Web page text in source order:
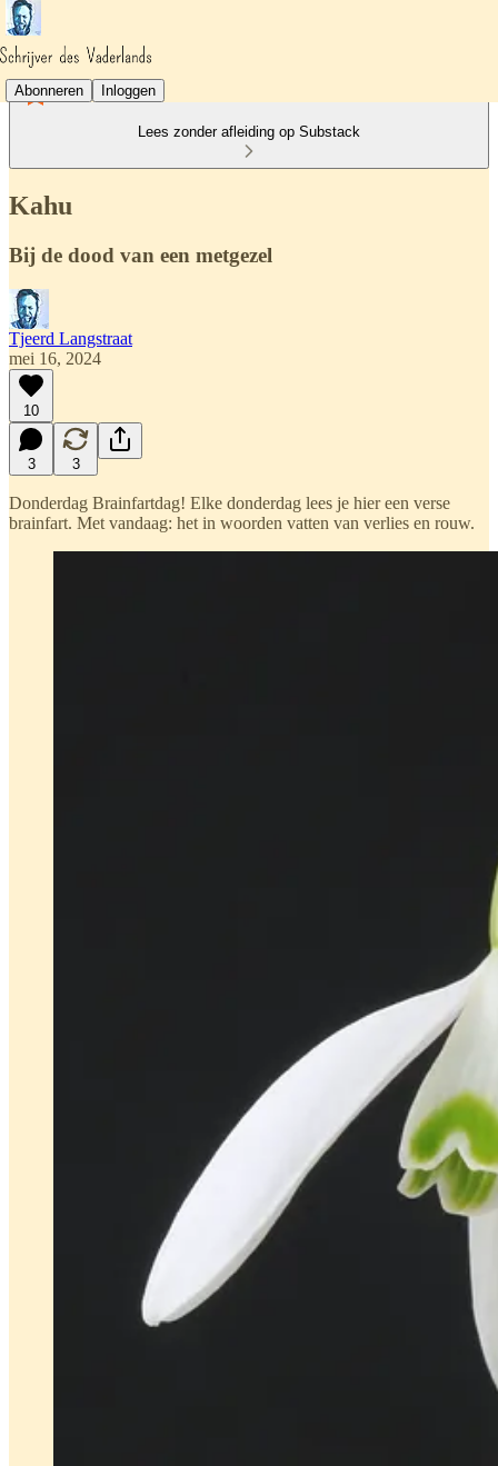
Abonneren Inloggen
Lees zonder afleiding op Substack
Kahu
Bij de dood van een metgezel
Tjeerd Langstraat
mei 16, 2024
10
3 3
Donderdag Brainfartdag! Elke donderdag lees je hier een verse
brainfart. Met vandaag: het in woorden vatten van verlies en rouw.